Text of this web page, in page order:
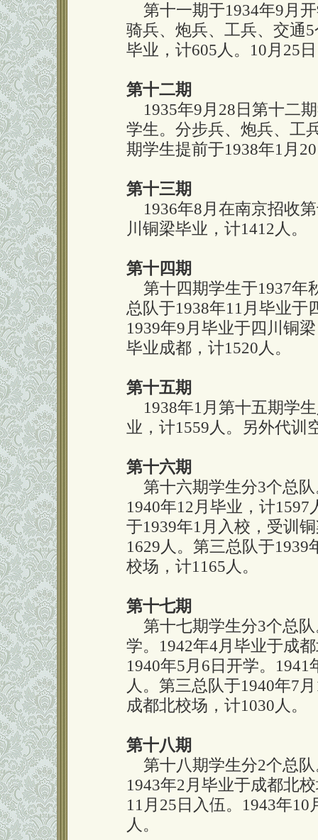
第十一期于1934年9月
骑兵、炮兵、工兵、交通
毕业，计605人。10月25
第十二期
1935年9月28日第十二
学生。分步兵、炮兵、工
期学生提前于1938年1月
第十三期
1936年8月在南京招收
川铜梁毕业，计1412人。
第十四期
第十四期学生于1937年
总队于1938年11月毕业于
1939年9月毕业于四川铜
毕业成都，计1520人。
第十五期
1938年1月第十五期学
业，计1559人。另外代训
第十六期
第十六期学生分3个总队
1940年12月毕业，计
于1939年1月入校，受训
1629人。第三总队于
校场，计1165人。
第十七期
第十七期学生分3个总队
学。1942年4月毕业于成
1940年5月6日开学。
人。第三总队于1940年7
成都北校场，计1030人。
第十八期
第十八期学生分2个总队
1943年2月毕业于成都北
11月25日入伍。1943年
人。